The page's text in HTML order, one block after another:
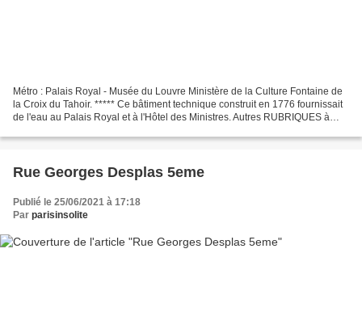
Métro : Palais Royal - Musée du Louvre Ministère de la Culture Fontaine de
la Croix du Tahoir. ***** Ce bâtiment technique construit en 1776 fournissait
de l'eau au Palais Royal et à l'Hôtel des Ministres. Autres RUBRIQUES à
Rue Georges Desplas 5eme
Publié le 25/06/2021 à 17:18
Par parisinsolite